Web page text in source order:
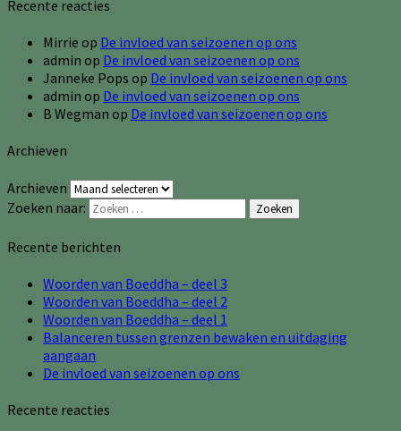
Recente reacties
Mirrie op De invloed van seizoenen op ons
admin op De invloed van seizoenen op ons
Janneke Pops op De invloed van seizoenen op ons
admin op De invloed van seizoenen op ons
B Wegman op De invloed van seizoenen op ons
Archieven
Archieven
Zoeken naar:
Zoeken
Recente berichten
Woorden van Boeddha – deel 3
Woorden van Boeddha – deel 2
Woorden van Boeddha – deel 1
Balanceren tussen grenzen bewaken en uitdaging
aangaan
De invloed van seizoenen op ons
Recente reacties